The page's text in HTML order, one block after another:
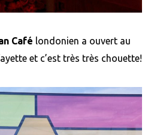
Café londonien a ouvert au
et c’est très très chouette!